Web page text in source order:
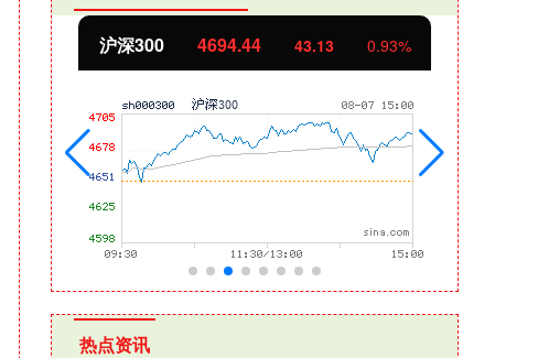
北证50 1134.24 11.37 1.01%
热点资讯